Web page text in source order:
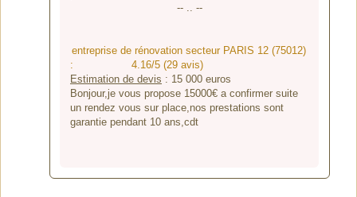
-- .. --
entreprise de rénovation secteur PARIS 12 (75012)
:
4.16/5 (29 avis)
Estimation de devis : 15 000euros
Bonjour,je vous propose 15000€ a confirmer suite
un rendez vous sur place,nos prestations sont
garantie pendant 10 ans,cdt